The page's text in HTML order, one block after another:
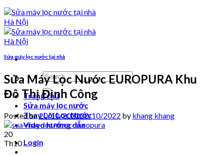
Search
for:
Trang chủ
Sửa máy lọc nước
Thay Lõi Lọc Nước
Video hướng dẫn
Login
Sửa máy lọc nước tại nhà
Sửa Máy Lọc Nước EUROPURA Khu
Đô Thị Định Công
Posted on20/10/202220/10/2022 by khang khang
20
Th10